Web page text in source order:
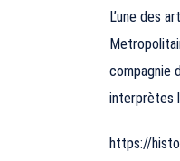
L’une des
compagnie
interprètes
https://